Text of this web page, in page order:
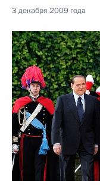
3 декабря 2009 года